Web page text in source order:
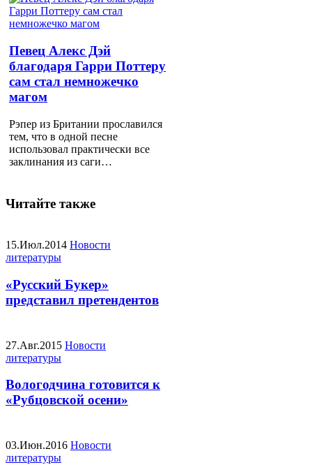
Певец Алекс Дэй
благодаря Гарри Поттеру
сам стал немножечко
магом
Рэпер из Британии прославился
тем, что в одной песне
использовал практически все
заклинания из саги…
Читайте также
15.Июл.2014 Новости
литературы
«Русский Букер»
представил претендентов
27.Авг.2015 Новости
литературы
Вологодчина готовится к
«Рубцовской осени»
03.Июн.2016 Новости
литературы